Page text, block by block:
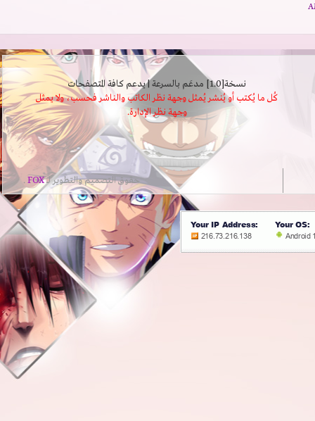
نسخة[1.0] مدعَم بالسرعة | يدعم كافة المتصفحات
كُل ما يُكتب أو يُنشر يُمثل وجهة نظر الكاتب والناشر فحسب، ولا يمثل
وجهة نظر الإدارة.
حقوق التصميم والتطوير لــFOX
.